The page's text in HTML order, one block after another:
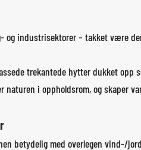
industrisektorer – takket være
trekantede hytter dukket opp
i oppholdsrom, og skaper
betydelig med overlegen vind-/